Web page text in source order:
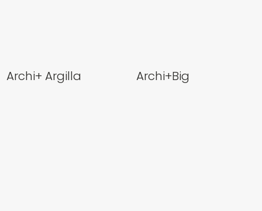
Archi+ Argilla Archi+Big